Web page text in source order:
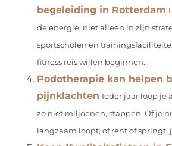
begeleiding in Rotterdam
de energie, niet alleen in zijn
sportscholen en
fitness reis willen beginnen...
Podotherapie kan helpen
pijnklachten Ieder jaar loop je
zo niet miljoenen, stappen. Of je
langzaam loopt, of rent of springt,